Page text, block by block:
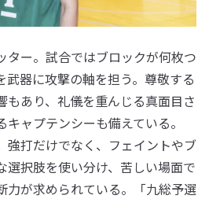
ー。試合ではブロックが何枚つ
武器に攻撃の軸を担う。尊敬する
もあり、礼儀を重んじる真面目さ
ャプテンシーも備えている。
打だけでなく、フェイントやブ
選択肢を使い分け、苦しい場面で
力が求められている。「九総予選